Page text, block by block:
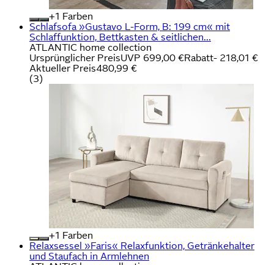
+
Farben
Schlafsofa »Gustavo L-Form, B: 199 cm« mit
Schlaffunktion, Bettkasten & seitlichen...
ATLANTIC home collection
Ursprünglicher PreisUVP 699,00 €Rabatt- 218,01 €
Aktueller Preis480,99 €
(3)
+
Farben
Relaxsessel »Faris« Relaxfunktion, Getränkehalter
und Staufach in Armlehnen